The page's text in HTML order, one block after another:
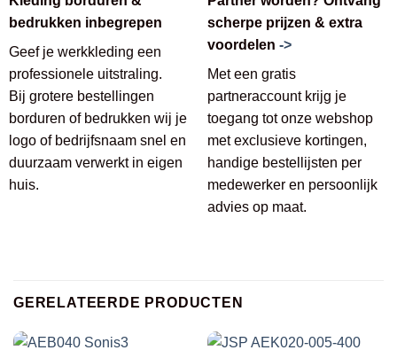
bedrukken inbegrepen
Geef je werkkleding een
professionele uitstraling.
Bij grotere bestellingen
borduren of bedrukken wij je
logo of bedrijfsnaam snel en
duurzaam verwerkt in eigen
huis.
scherpe prijzen & extra
voordelen ->
Met een gratis
partneraccount krijg je
toegang tot onze webshop
met exclusieve kortingen,
handige bestellijsten per
medewerker en persoonlijk
advies op maat.
GERELATEERDE PRODUCTEN